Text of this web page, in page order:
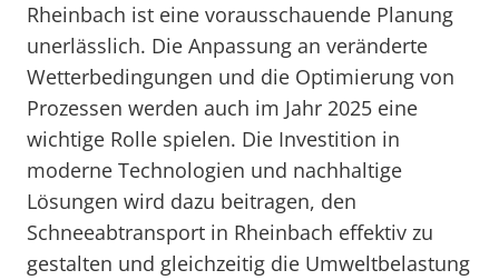
Rheinbach ist eine vorausschauende Planung
unerlässlich. Die Anpassung an veränderte
Wetterbedingungen und die Optimierung von
Prozessen werden auch im Jahr 2025 eine
wichtige Rolle spielen. Die Investition in
moderne Technologien und nachhaltige
Lösungen wird dazu beitragen, den
Schneeabtransport in Rheinbach effektiv zu
gestalten und gleichzeitig die Umweltbelastung